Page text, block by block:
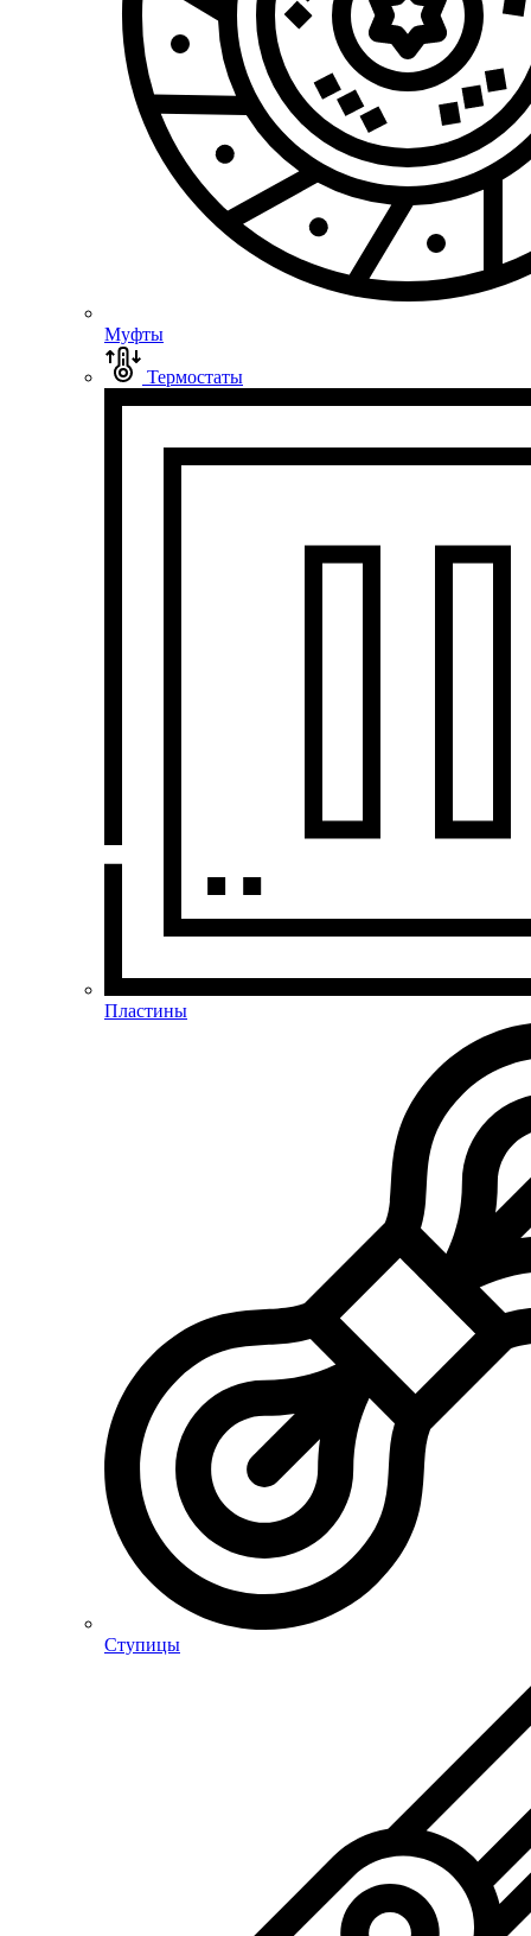
Муфты
Термостаты
Пластины
Ступицы